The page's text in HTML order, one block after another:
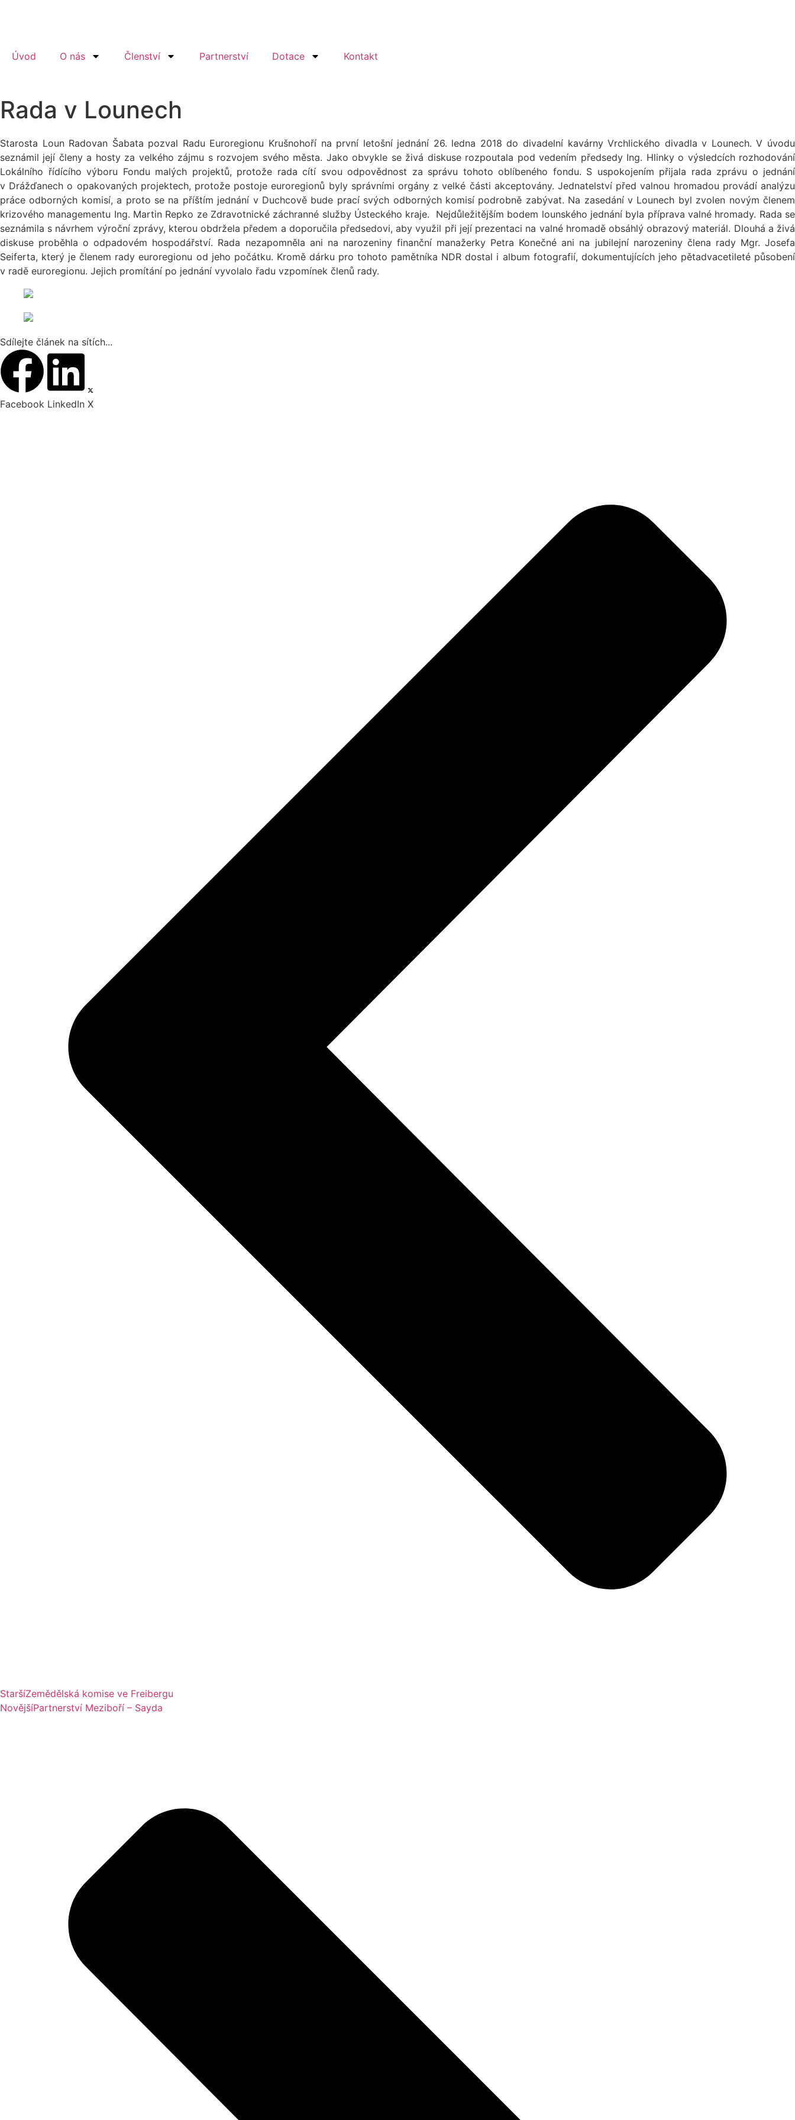
Úvod O nás Členství Partnerství Dotace Kontakt
Rada v Lounech
Starosta Loun Radovan Šabata pozval Radu Euroregionu Krušnohoří na první letošní jednání 26. ledna 2018 do divadelní kavárny Vrchlického divadla v Lounech. V úvodu
seznámil její členy a hosty za velkého zájmu s rozvojem svého města. Jako obvykle se živá diskuse rozpoutala pod vedením předsedy Ing. Hlinky o výsledcích rozhodování
Lokálního řídícího výboru Fondu malých projektů, protože rada cítí svou odpovědnost za správu tohoto oblíbeného fondu. S uspokojením přijala rada zprávu o jednání
v Drážďanech o opakovaných projektech, protože postoje euroregionů byly správními orgány z velké části akceptovány. Jednatelství před valnou hromadou provádí analýzu
práce odborných komisí, a proto se na příštím jednání v Duchcově bude prací svých odborných komisí podrobně zabývat. Na zasedání v Lounech byl zvolen novým členem
krizového managementu Ing. Martin Repko ze Zdravotnické záchranné služby Ústeckého kraje. Nejdůležitějším bodem lounského jednání byla příprava valné hromady. Rada se
seznámila s návrhem výroční zprávy, kterou obdržela předem a doporučila předsedovi, aby využil při její prezentaci na valné hromadě obsáhlý obrazový materiál. Dlouhá a živá
diskuse proběhla o odpadovém hospodářství. Rada nezapomněla ani na narozeniny finanční manažerky Petra Konečné ani na jubilejní narozeniny člena rady Mgr. Josefa
Seiferta, který je členem rady euroregionu od jeho počátku. Kromě dárku pro tohoto pamětníka NDR dostal i album fotografií, dokumentujících jeho pětadvacetileté působení
v radě euroregionu. Jejich promítání po jednání vyvolalo řadu vzpomínek členů rady.
Sdílejte článek na sítích...
Facebook LinkedIn X
StaršíZemědělská komise ve Freibergu
NovějšíPartnerství Meziboří – Sayda